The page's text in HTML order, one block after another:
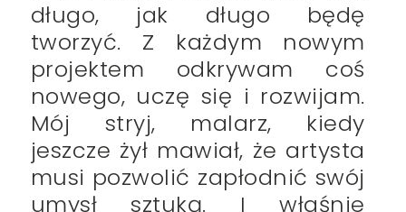
długo, jak długo będę
tworzyć. Z każdym nowym
projektem odkrywam coś
nowego, uczę się i rozwijam.
Mój stryj, malarz, kiedy
jeszcze żył mawiał, że artysta
musi pozwolić zapłodnić swój
umysł sztuką. I właśnie